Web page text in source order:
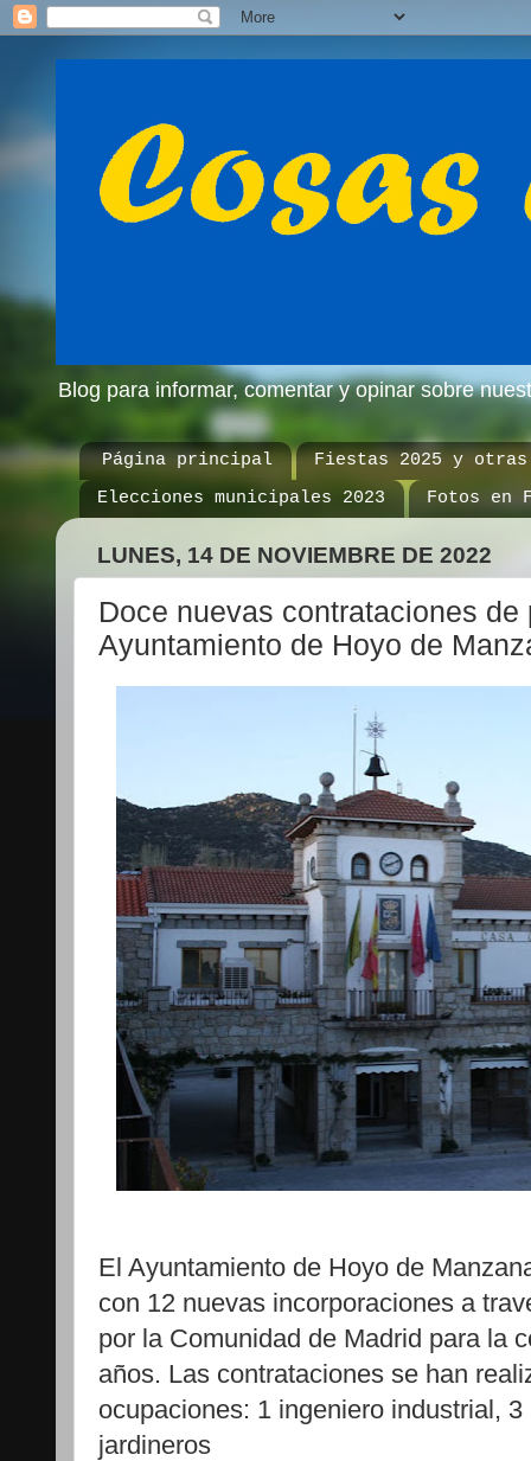
Blog para informar, comentar y opinar sobre
Página principal
Fiestas 2025 y otras
Elecciones municipales 2023
Fotos en
LUNES, 14 DE NOVIEMBRE DE 2022
Doce nuevas contrataciones de
Ayuntamiento de Hoyo de
El Ayuntamiento de Hoyo de
con 12 nuevas incorporaciones a
por la Comunidad de Madrid para la
años. Las contrataciones se han
ocupaciones: 1 ingeniero industrial,
jardineros